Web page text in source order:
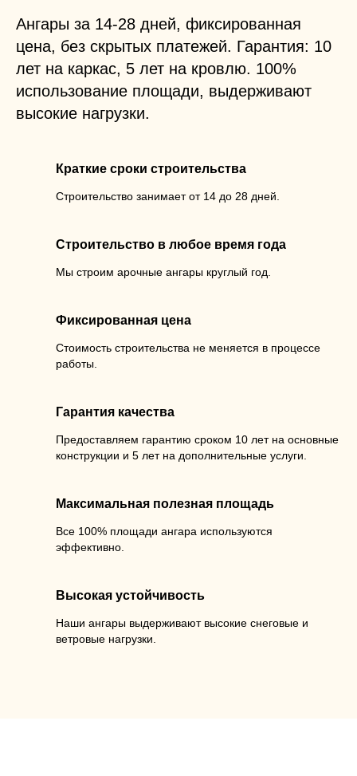
Ангары за 14-28 дней, фиксированная
цена, без скрытых платежей. Гарантия: 10
лет на каркас, 5 лет на кровлю. 100%
использование площади, выдерживают
высокие нагрузки.
Краткие сроки строительства
Строительство занимает от 14 до 28 дней.
Строительство в любое время года
Мы строим арочные ангары круглый год.
Фиксированная цена
Стоимость строительства не меняется в процессе
работы.
Гарантия качества
Предоставляем гарантию сроком 10 лет на основные
конструкции и 5 лет на дополнительные услуги.
Максимальная полезная площадь
Все 100% площади ангара используются
эффективно.
Высокая устойчивость
Наши ангары выдерживают высокие снеговые и
ветровые нагрузки.